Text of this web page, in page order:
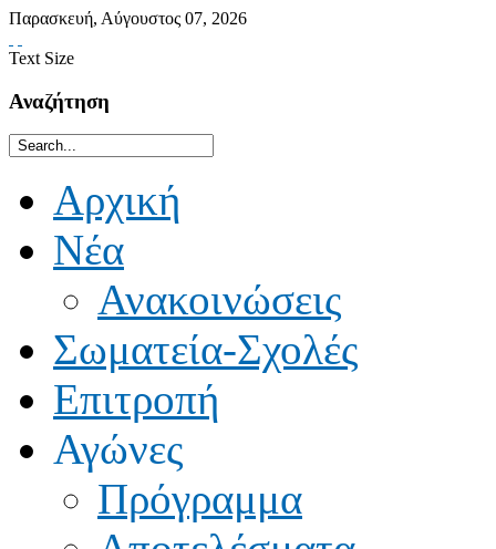
Παρασκευή, Αύγουστος 07, 2026
Text Size
Αναζήτηση
Αρχική
Νέα
Ανακοινώσεις
Σωματεία-Σχολές
Επιτροπή
Αγώνες
Πρόγραμμα